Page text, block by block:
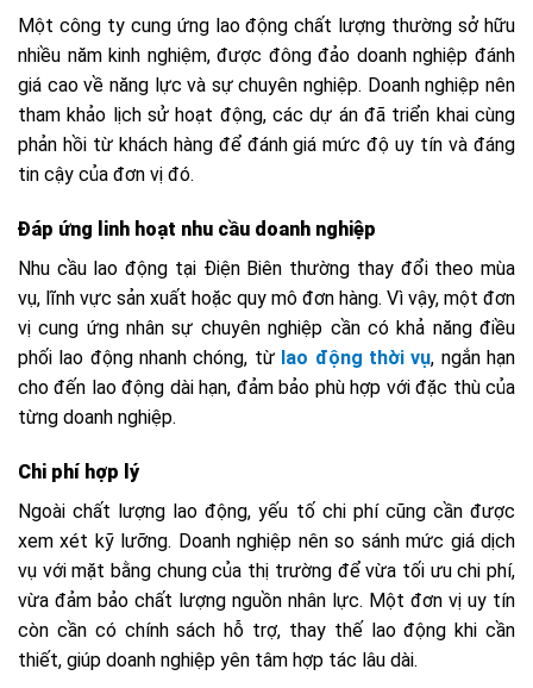
Một công ty cung ứng lao động chất lượng thường sở hữu
nhiều năm kinh nghiệm, được đông đảo doanh nghiệp đánh
giá cao về năng lực và sự chuyên nghiệp. Doanh nghiệp nên
tham khảo lịch sử hoạt động, các dự án đã triển khai cùng
phản hồi từ khách hàng để đánh giá mức độ uy tín và đáng
tin cậy của đơn vị đó.
Đáp ứng linh hoạt nhu cầu doanh nghiệp
Nhu cầu lao động tại Điện Biên thường thay đổi theo mùa
vụ, lĩnh vực sản xuất hoặc quy mô đơn hàng. Vì vậy, một đơn
vị cung ứng nhân sự chuyên nghiệp cần có khả năng điều
phối lao động nhanh chóng, từ lao động thời vụ, ngắn hạn
cho đến lao động dài hạn, đảm bảo phù hợp với đặc thù của
từng doanh nghiệp.
Chi phí hợp lý
Ngoài chất lượng lao động, yếu tố chi phí cũng cần được
xem xét kỹ lưỡng. Doanh nghiệp nên so sánh mức giá dịch
vụ với mặt bằng chung của thị trường để vừa tối ưu chi phí,
vừa đảm bảo chất lượng nguồn nhân lực. Một đơn vị uy tín
còn cần có chính sách hỗ trợ, thay thế lao động khi cần
thiết, giúp doanh nghiệp yên tâm hợp tác lâu dài.